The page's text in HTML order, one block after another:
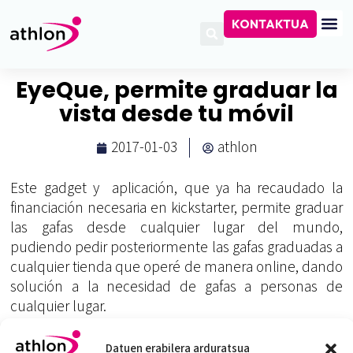
Datuen erabilera arduratsua
KONTAKTUA
EyeQue, permite graduar la
vista desde tu móvil
2017-01-03
athlon
Este gadget y aplicación, que ya ha recaudado la
financiación necesaria en kickstarter, permite graduar
las gafas desde cualquier lugar del mundo,
pudiendo pedir posteriormente las gafas graduadas a
cualquier tienda que operé de manera online, dando
solución a la necesidad de gafas a personas de
cualquier lugar.
[youtube https://www.youtube.com/watch?